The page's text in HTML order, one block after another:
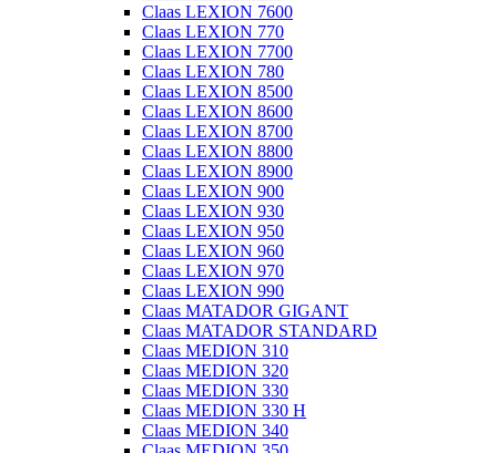
Claas LEXION 7600
Claas LEXION 770
Claas LEXION 7700
Claas LEXION 780
Claas LEXION 8500
Claas LEXION 8600
Claas LEXION 8700
Claas LEXION 8800
Claas LEXION 8900
Claas LEXION 900
Claas LEXION 930
Claas LEXION 950
Claas LEXION 960
Claas LEXION 970
Claas LEXION 990
Claas MATADOR GIGANT
Claas MATADOR STANDARD
Claas MEDION 310
Claas MEDION 320
Claas MEDION 330
Claas MEDION 330 H
Claas MEDION 340